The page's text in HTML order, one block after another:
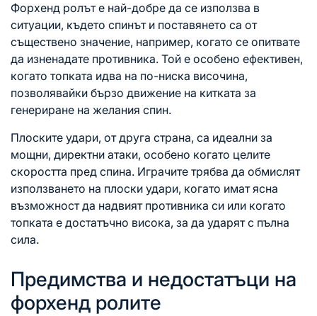
Форхенд ролът е най-добре да се използва в
ситуации, където спинът и поставянето са от
съществено значение, например, когато се опитвате
да изненадате противника. Той е особено ефективен,
когато топката идва на по-ниска височина,
позволявайки бързо движение на китката за
генериране на желания спин.
Плоските удари, от друга страна, са идеални за
мощни, директни атаки, особено когато целите
скоростта пред спина. Играчите трябва да обмислят
използването на плоски удари, когато имат ясна
възможност да надвият противника си или когато
топката е достатъчно висока, за да ударят с пълна
сила.
Предимства и недостатъци на
форхенд ролите